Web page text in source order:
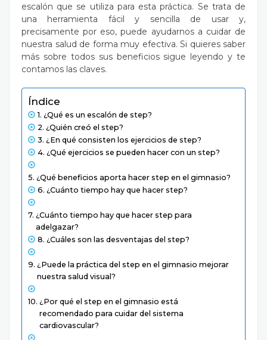
escalón que se utiliza para esta práctica. Se trata de
una herramienta fácil y sencilla de usar y,
precisamente por eso, puede ayudarnos a cuidar de
nuestra salud de forma muy efectiva. Si quieres saber
más sobre todos sus beneficios sigue leyendo y te
contamos las claves.
Índice
¿Qué es un escalón de step?
¿Quién creó el step?
¿En qué consisten los ejercicios de step?
¿Qué ejercicios se pueden hacer con un step?
¿Qué beneficios aporta hacer step en el gimnasio?
¿Cuánto tiempo hay que hacer step?
¿Cuánto tiempo hay que hacer step para
adelgazar?
¿Cuáles son las desventajas del step?
¿Puede la práctica del step en el gimnasio mejorar
nuestra salud visual?
¿Por qué el step en el gimnasio está
recomendado para cuidar del sistema
cardiovascular?